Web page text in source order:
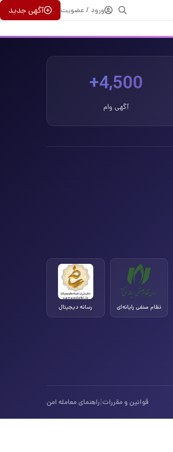
ورود / عضویت
آگهی جدید
4,500+
آگهی وام
نظام صنفی رایانه‌ای رسانه دیجیتال
قوانین و مقررات|راهنمای معامله امن